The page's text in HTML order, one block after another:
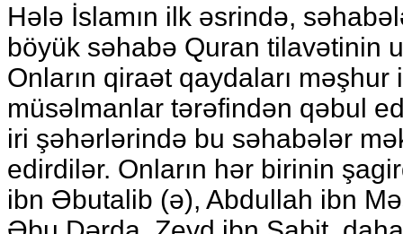
Hələ İslamın ilk əsrində,
böyük səhabə Quran tilavətinin
Onların qiraət qaydaları məşhur
müsəlmanlar tərəfindən qəbul
iri şəhərlərində bu səhabələr
edirdilər. Onların hər birinin
ibn Əbutalib (ə), Abdullah ibn